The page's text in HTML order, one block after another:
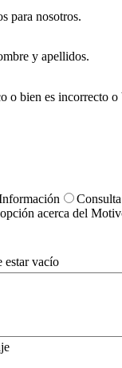
para nosotros.
y apellidos.
o bien es incorrecto o
Consulta
acerca del
estar vacío